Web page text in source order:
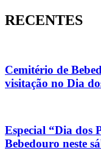
RECENTES
Cemitério de
visitação no Dia
Especial “Dia dos
Bebedouro neste